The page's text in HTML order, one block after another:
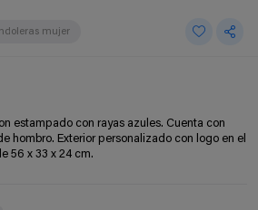
mujer
estampado con rayas azules. Cuenta con
hombro. Exterior personalizado con logo en el
56 x 33 x 24 cm.